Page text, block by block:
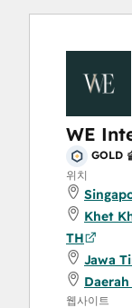
WE
GOLD
위치
Khet
TH
Jawa
웹사이트